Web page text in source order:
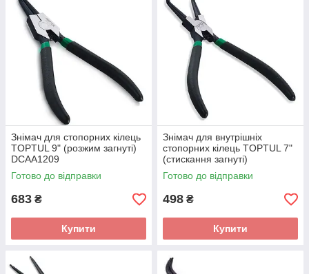
Знімач для стопорних кілець
TOPTUL 9" (розжим загнуті)
DCAA1209
Готово до відправки
683 ₴
Купити
Знімач для внутрішніх
стопорних кілець TOPTUL 7"
(стискання загнуті)
DCAC1207
Готово до відправки
498 ₴
Купити